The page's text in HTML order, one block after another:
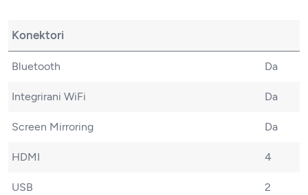
Konektori
Bluetooth Da
Integrirani WiFi Da
Screen Mirroring Da
HDMI 4
USB 2